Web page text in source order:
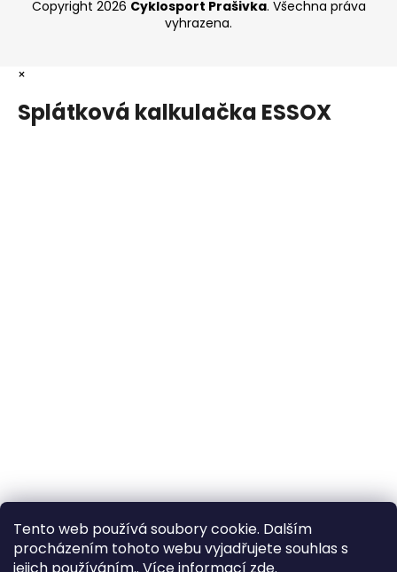
Tento web používá soubory cookie. Dalším
procházením tohoto webu vyjadřujete souhlas s
Copyright 2026 Cyklosport Prašivka. Všechna práva
vyhrazena.
×
Splátková kalkulačka ESSOX